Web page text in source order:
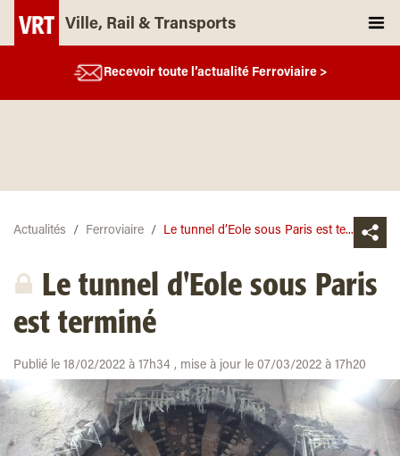
Ville, Rail & Transports
Recevoir toute l’actualité Ferroviaire >
Actualités Ferroviaire Le tunnel d’Eole sous Paris est te...
Le tunnel d'Eole sous Paris
est terminé
Publié le 18/02/2022 à 17h34 , mise à jour le 07/03/2022 à 17h20